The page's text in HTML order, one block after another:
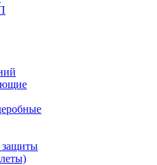
защиты